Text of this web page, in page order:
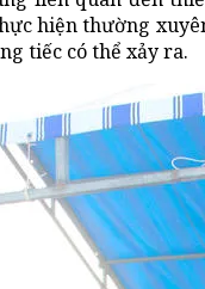
hiện thường
tiếc có thể xảy ra.